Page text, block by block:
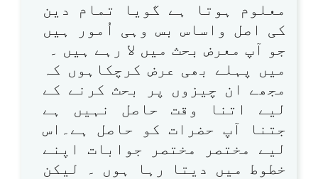
معلوم ہوتا ہے گویا تمام دین
کی اصل واساس بس وہی اُمور ہیں
جو آپ معرض بحث میں لا رہے ہیں ۔
میں پہلے بھی عرض کرچکاہوں کہ
مجھے ان چیزوں پر بحث کرنے کے
لیے اتنا وقت حاصل نہیں ہے
جتنا آپ حضرات کو حاصل ہے۔اس
لیے مختصر مختصر جوابات اپنے
خطوط میں دیتا رہا ہوں ۔ لیکن